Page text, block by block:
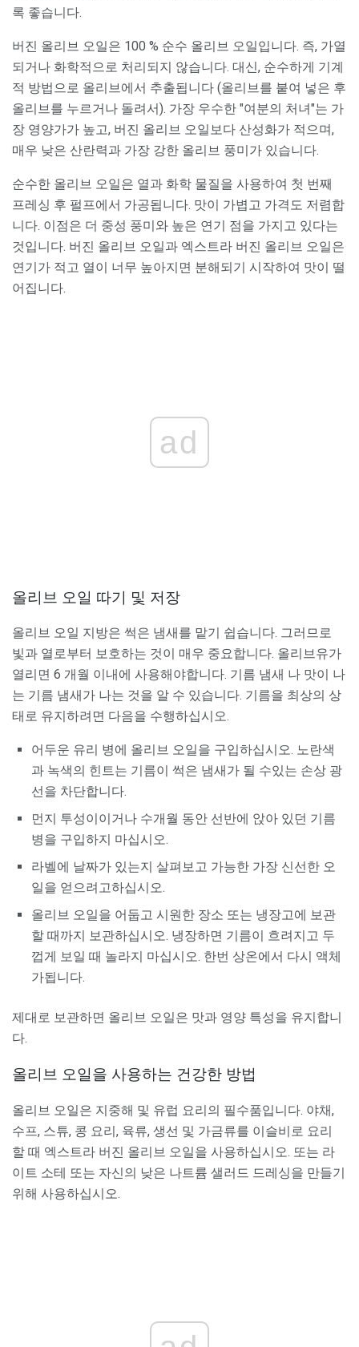
록 좋습니다.
버진 올리브 오일은 100 % 순수 올리브 오일입니다. 즉, 가열
되거나 화학적으로 처리되지 않습니다. 대신, 순수하게 기계
적 방법으로 올리브에서 추출됩니다 (올리브를 붙여 넣은 후
올리브를 누르거나 돌려서). 가장 우수한 "여분의 처녀"는 가
장 영양가가 높고, 버진 올리브 오일보다 산성화가 적으며,
매우 낮은 산란력과 가장 강한 올리브 풍미가 있습니다.
순수한 올리브 오일은 열과 화학 물질을 사용하여 첫 번째
프레싱 후 펄프에서 가공됩니다. 맛이 가볍고 가격도 저렴합
니다. 이점은 더 중성 풍미와 높은 연기 점을 가지고 있다는
것입니다. 버진 올리브 오일과 엑스트라 버진 올리브 오일은
연기가 적고 열이 너무 높아지면 분해되기 시작하여 맛이 떨
어집니다.
ad
올리브 오일 따기 및 저장
올리브 오일 지방은 썩은 냄새를 맡기 쉽습니다. 그러므로
빛과 열로부터 보호하는 것이 매우 중요합니다. 올리브유가
열리면 6 개월 이내에 사용해야합니다. 기름 냄새 나 맛이 나
는 기름 냄새가 나는 것을 알 수 있습니다. 기름을 최상의 상
태로 유지하려면 다음을 수행하십시오.
어두운 유리 병에 올리브 오일을 구입하십시오. 노란색
과 녹색의 힌트는 기름이 썩은 냄새가 될 수있는 손상 광
선을 차단합니다.
먼지 투성이이거나 수개월 동안 선반에 앉아 있던 기름
병을 구입하지 마십시오.
라벨에 날짜가 있는지 살펴보고 가능한 가장 신선한 오
일을 얻으려고하십시오.
올리브 오일을 어둡고 시원한 장소 또는 냉장고에 보관
할 때까지 보관하십시오. 냉장하면 기름이 흐려지고 두
껍게 보일 때 놀라지 마십시오. 한번 상온에서 다시 액체
가됩니다.
제대로 보관하면 올리브 오일은 맛과 영양 특성을 유지합니
다.
올리브 오일을 사용하는 건강한 방법
올리브 오일은 지중해 및 유럽 요리의 필수품입니다. 야채,
수프, 스튜, 콩 요리, 육류, 생선 및 가금류를 이슬비로 요리
할 때 엑스트라 버진 올리브 오일을 사용하십시오. 또는 라
이트 소테 또는 자신의 낮은 나트륨 샐러드 드레싱을 만들기
위해 사용하십시오.